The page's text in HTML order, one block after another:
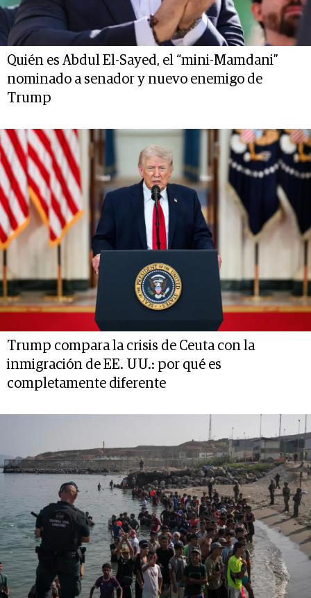
Quién es Abdul El-Sayed, el “mini-Mamdani”
nominado a senador y nuevo enemigo de
Trump
Trump compara la crisis de Ceuta con la
inmigración de EE. UU.: por qué es
completamente diferente